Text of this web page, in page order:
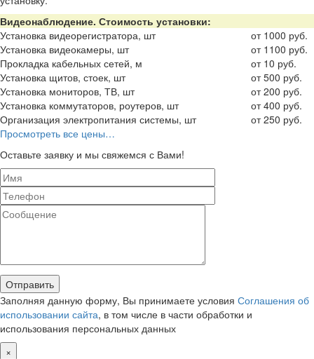
Видеонаблюдение. Стоимость установки:
Установка видеорегистратора, шт
от 1000 руб.
Установка видеокамеры, шт
от 1100 руб.
Прокладка кабельных сетей, м
от 10 руб.
Установка щитов, стоек, шт
от 500 руб.
Установка мониторов, ТВ, шт
от 200 руб.
Установка коммутаторов, роутеров, шт
от 400 руб.
Организация электропитания системы, шт
от 250 руб.
Просмотреть все цены…
Оставьте заявку и мы свяжемся с Вами!
Заполняя данную форму, Вы принимаете условия Соглашения об
использовании сайта, в том числе в части обработки и
использования персональных данных
×